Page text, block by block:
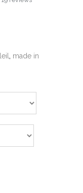
, made in